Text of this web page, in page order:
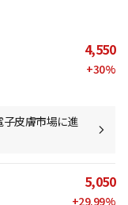
4,550
+30%
皮膚市場に進
5,050
+29.99%